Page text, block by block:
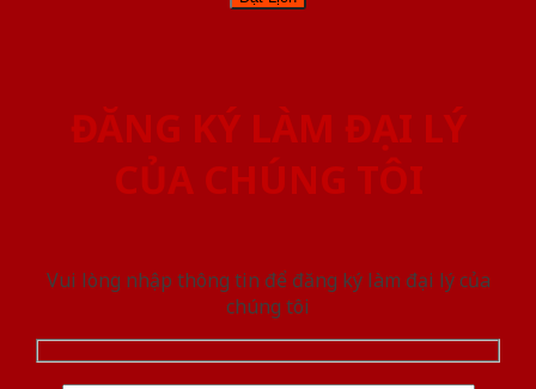
ĐĂNG KÝ LÀM ĐẠI LÝ
CỦA CHÚNG TÔI
Vui lòng nhập thông tin để đăng ký làm đại lý của
chúng tôi